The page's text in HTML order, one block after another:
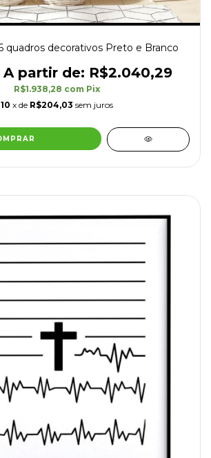
quadros decorativos Preto e Branco
R$2.040,29
R$1.938,28 com Pix
10 x de R$204,03 sem juros